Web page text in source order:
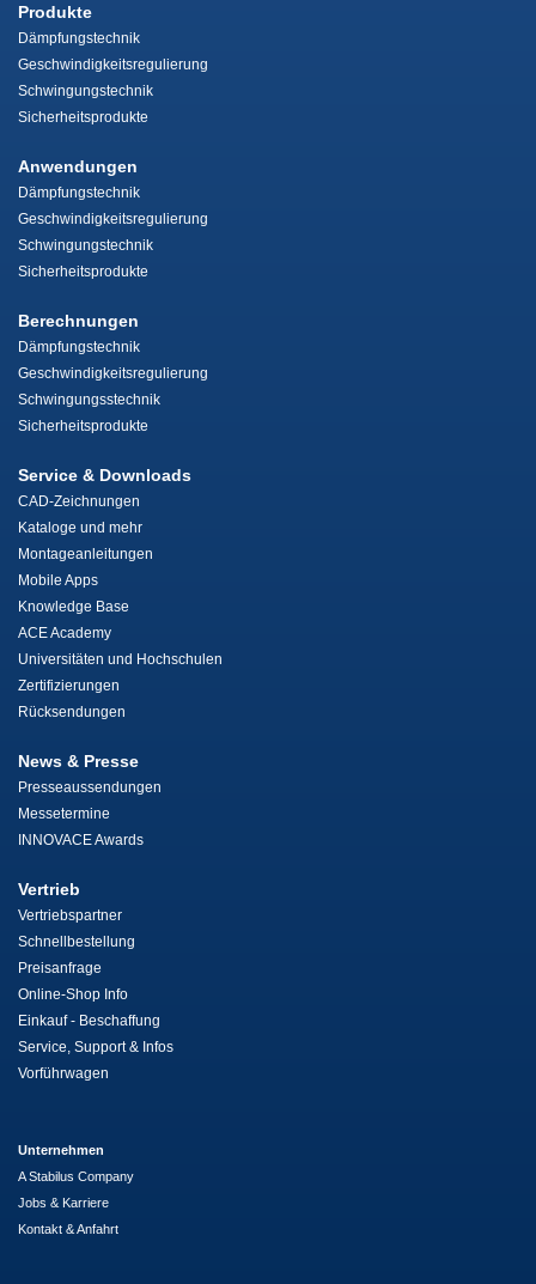
Produkte
Dämpfungstechnik
Geschwindigkeitsregulierung
Schwingungstechnik
Sicherheitsprodukte
Anwendungen
Dämpfungstechnik
Geschwindigkeitsregulierung
Schwingungstechnik
Sicherheitsprodukte
Berechnungen
Dämpfungstechnik
Geschwindigkeitsregulierung
Schwingungsstechnik
Sicherheitsprodukte
Service & Downloads
CAD-Zeichnungen
Kataloge und mehr
Montageanleitungen
Mobile Apps
Knowledge Base
ACE Academy
Universitäten und Hochschulen
Zertifizierungen
Rücksendungen
News & Presse
Presseaussendungen
Messetermine
INNOVACE Awards
Vertrieb
Vertriebspartner
Schnellbestellung
Preisanfrage
Online-Shop Info
Einkauf - Beschaffung
Service, Support & Infos
Vorführwagen
Unternehmen
A Stabilus Company
Jobs & Karriere
Kontakt & Anfahrt